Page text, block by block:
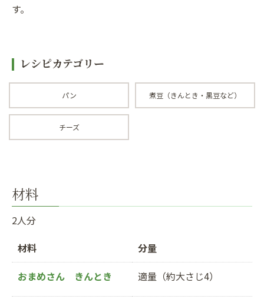
す。
レシピカテゴリー
パン 煮豆（きんとき・黒豆など）
チーズ
材料
2人分
材料
分量
おまめさん きんとき
適量（約大さじ4）